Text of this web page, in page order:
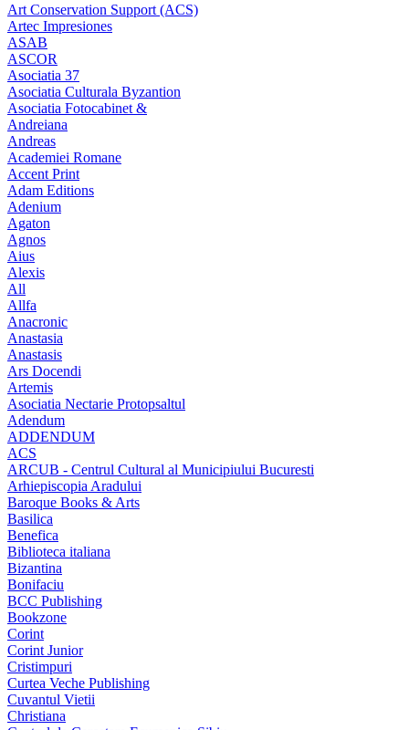
Art Conservation Support (ACS)
Artec Impresiones
ASAB
ASCOR
Asociatia 37
Asociatia Culturala Byzantion
Asociatia Fotocabinet &
Andreiana
Andreas
Academiei Romane
Accent Print
Adam Editions
Adenium
Agaton
Agnos
Aius
Alexis
All
Allfa
Anacronic
Anastasia
Anastasis
Ars Docendi
Artemis
Asociatia Nectarie Protopsaltul
Adendum
ADDENDUM
ACS
ARCUB - Centrul Cultural al Municipiului Bucuresti
Arhiepiscopia Aradului
Baroque Books & Arts
Basilica
Benefica
Biblioteca italiana
Bizantina
Bonifaciu
BCC Publishing
Bookzone
Corint
Corint Junior
Cristimpuri
Curtea Veche Publishing
Cuvantul Vietii
Christiana